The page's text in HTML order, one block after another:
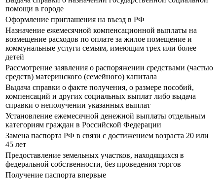
помощи в городе
Оформление приглашения на въезд в РФ
Назначение ежемесячной компенсационной выплаты на
возмещение расходов по оплате за жилое помещение и
коммунальные услуги семьям, имеющим трех или более
детей
Рассмотрение заявления о распоряжении средствами (частью
средств) материнского (семейного) капитала
Выдача справки о факте получения, о размере пособий,
компенсаций и других социальных выплат либо выдача
справки о неполучении указанных выплат
Установление ежемесячной денежной выплаты отдельным
категориям граждан в Российской Федерации
Замена паспорта РФ в связи с достижением возраста 20 или
45 лет
Предоставление земельных участков, находящихся в
федеральной собственности, без проведения торгов
Получение паспорта впервые